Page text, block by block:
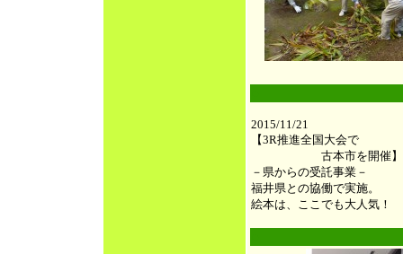
2015/11/21
【3R推進全国大会で
古本市を開催】
－県からの受託事業－
福井県との協働で実施。
絵本は、ここでも大人気！